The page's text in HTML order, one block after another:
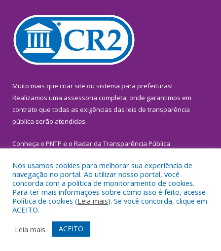
Muito mais que criar site ou sistema para prefeituras!
Realizamos uma assessoria completa, onde garantimos em
contrato que todas as exigências das leis de transparência
pública serão atendidas.
Conheça o PNTP e o Radar da Transparência Pública
Todos os direitos reservados a Prefeitura Municipal de
Inhangapi.
Mapa do Site
Acessar Área Administrativa
Acessar Webmail
Nós usamos cookies para melhorar sua experiência de
navegação no portal. Ao utilizar nosso portal, você
concorda com a política de monitoramento de cookies.
Para ter mais informações sobre como isso é feito, acesse
Política de cookies (Leia mais). Se você concorda, clique em
ACEITO.
Leia mais
ACEITO